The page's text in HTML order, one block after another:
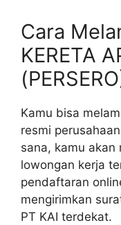
Cara
KERETA
Kamu bisa
resmi
sana, kamu akan
lowongan kerja
pendaftaran
mengirimkan
PT KAI terdekat.